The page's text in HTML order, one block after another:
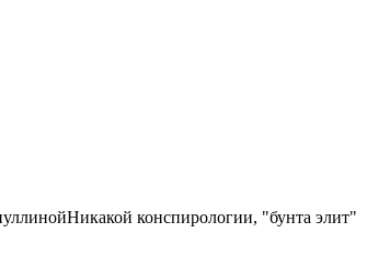
конспирологии, "бунта элит"